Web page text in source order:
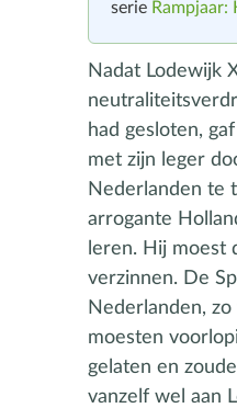
serie Rampjaar:
Nadat Lodewijk
had gesloten,
met zijn leger
Nederlanden te
arrogante
leren. Hij moest
verzinnen. De
Nederlanden,
moesten
gelaten en
vanzelf wel aan